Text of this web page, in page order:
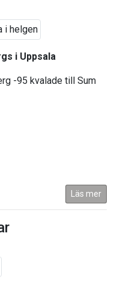
i Uppsala
-95 kvalade till Sum
Läs mer